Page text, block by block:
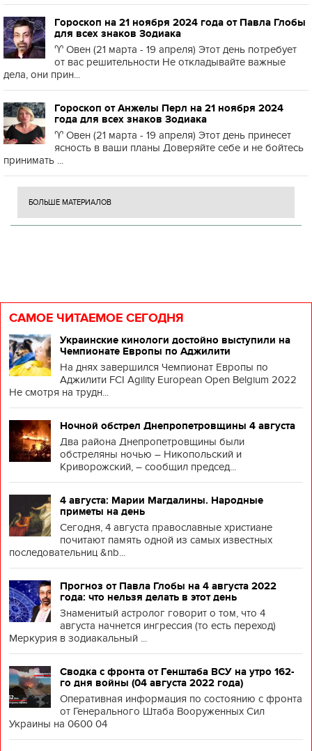
Гороскоп на 21 ноября 2024 года от Павла Глобы
для всех знаков Зодиака
♈️ Овен (21 марта - 19 апреля) Этот день потребует
от вас решительности Не откладывайте важные
дела, они прин...
Гороскоп от Анжелы Перл на 21 ноября 2024
года для всех знаков Зодиака
♈️ Овен (21 марта - 19 апреля) Этот день принесет
ясность в ваши планы Доверяйте себе и не бойтесь
принимать ...
БОЛЬШЕ МАТЕРИАЛОВ
САМОЕ ЧИТАЕМОЕ СЕГОДНЯ
Украинские кинологи достойно выступили на
Чемпионате Европы по Аджилити
На днях завершился Чемпионат Европы по
Аджилити FCI Agility European Open Belgium 2022
Не смотря на трудн...
Ночной обстрел Днепропетровщины 4 августа
Два района Днепропетровщины были
обстреляны ночью – Никопольский и
Криворожский, – сообщил председ...
4 августа: Марии Магдалины. Народные
приметы на день
Сегодня, 4 августа православные христиане
почитают память одной из самых известных
последовательниц &nb...
Прогноз от Павла Глобы на 4 августа 2022
года: что нельзя делать в этот день
Знаменитый астролог говорит о том, что 4
августа начнется ингрессия (то есть переход)
Меркурия в зодиакальный ...
Сводка с фронта от Генштаба ВСУ на утро 162-
го дня войны (04 августа 2022 года)
Оперативная информация по состоянию с фронта
от Генерального Штаба Вооруженных Сил
Украины на 0600 04